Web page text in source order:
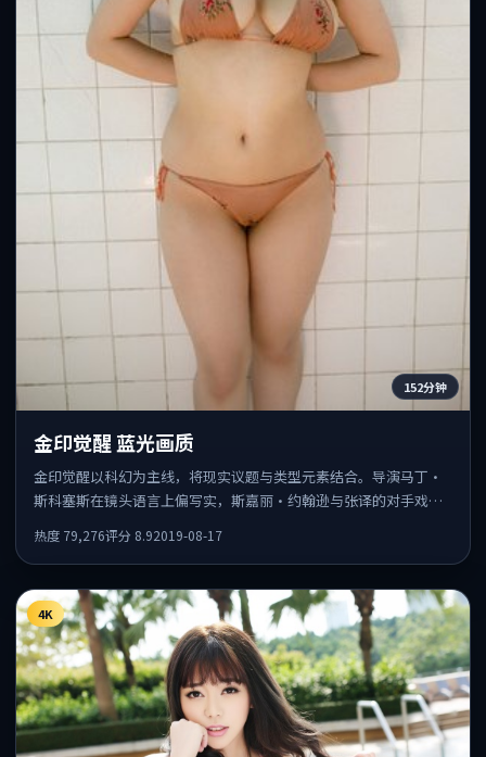
152分钟
金印觉醒 蓝光画质
金印觉醒以科幻为主线，将现实议题与类型元素结合。导演马丁·
斯科塞斯在镜头语言上偏写实，斯嘉丽·约翰逊与张译的对手戏张
热度 79,276评分 8.92019-08-17
4K